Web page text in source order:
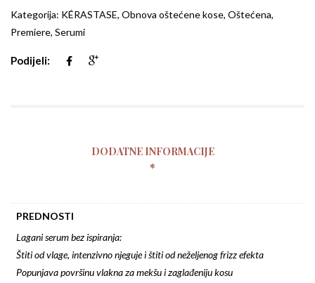
Kategorija: KÉRASTASE, Obnova oštećene kose, Oštećena,
Premiere, Serumi
Podijeli:
DODATNE INFORMACIJE
PREDNOSTI
Lagani serum bez ispiranja: ​
Štiti od vlage, intenzivno njeguje i štiti od neželjenog frizz efekta ​
Popunjava površinu vlakna za mekšu i zaglađeniju kosu​